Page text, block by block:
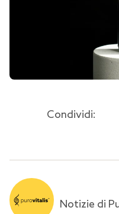
Condividi:
Notizie di